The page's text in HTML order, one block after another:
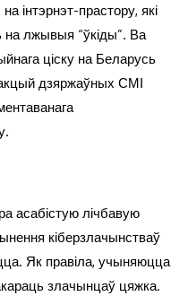
інтэрнэт-прастору, які
на лжывыя “ўкіды”. Ва
ціску на Беларусь
дзяржаўных СМІ
асабістую лічбавую
кіберзлачынстваў
Як правіла, учыняюцца
злачынцаў цяжка.